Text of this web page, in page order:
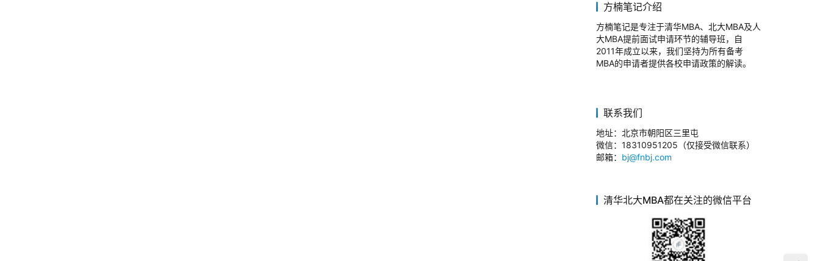
方楠笔记介绍
方楠笔记是专注于清华MBA、北大MBA及人
大MBA提前面试申请环节的辅导班，自
2011年成立以来，我们坚持为所有备考
MBA的申请者提供各校申请政策的解读。
联系我们
地址：北京市朝阳区三里屯
微信：18310951205（仅接受微信联系）
邮箱： bj@fnbj.com
清华北大MBA都在关注的微信平台